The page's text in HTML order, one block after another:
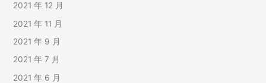
2021 年 12 月
2021 年 11 月
2021 年 9 月
2021 年 7 月
2021 年 6 月